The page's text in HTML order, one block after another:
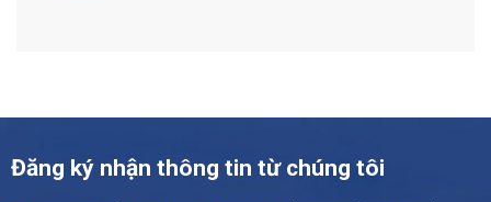
Đăng ký nhận thông tin từ chúng tôi